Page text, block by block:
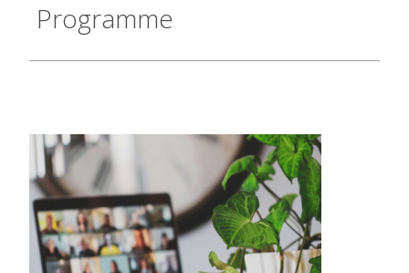
Programme